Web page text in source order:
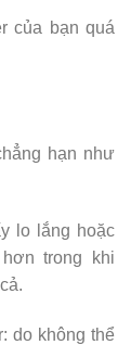
của bạn quá
hạn như
lo lắng hoặc
trong khi
do không thể